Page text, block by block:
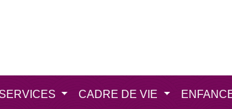
CADRE DE VIE